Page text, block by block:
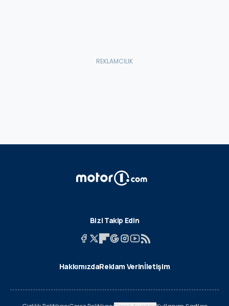
Bizi Takip Edin
HakkımızdaReklam Verinİletişim